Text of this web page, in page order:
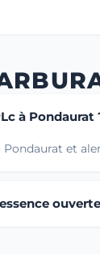
à Pondaurat
et